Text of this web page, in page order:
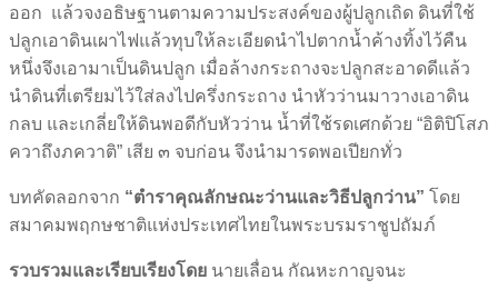
ออก แล้วจงอธิษฐานตามความประสงค์ของผู้ปลูกเถิด ดินที่ใช้
ปลูกเอาดินเผาไฟแล้วทุบให้ละเอียดนำไปตากน้ำค้างทิ้งไว้คืน
หนึ่งจึงเอามาเป็นดินปลูก เมื่อล้างกระถางจะปลูกสะอาดดีแล้ว
นำดินที่เตรียมไว้ใส่ลงไปครึ่งกระถาง นำหัวว่านมาวางเอาดิน
กลบ และเกลี่ยให้ดินพอดีกับหัวว่าน น้ำที่ใช้รดเศกด้วย “อิติปิโสภ
ควาถึงภควาติ” เสีย ๓ จบก่อน จึงนำมารดพอเปียกทั่ว
บทคัดลอกจาก “ตำราคุณลักษณะว่านและวิธีปลูกว่าน” โดย
สมาคมพฤกษชาติแห่งประเทศไทยในพระบรมราชูปถัมภ์
รวบรวมและเรียบเรียงโดย นายเลื่อน กัณหะกาญจนะ